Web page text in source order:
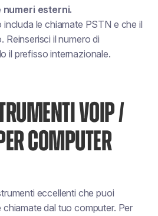
numeri esterni.
le chiamate PSTN e che il
Reinserisci il numero di
il prefisso internazionale.
VOIP /
COMPUTER
eccellenti che puoi
dal tuo computer. Per